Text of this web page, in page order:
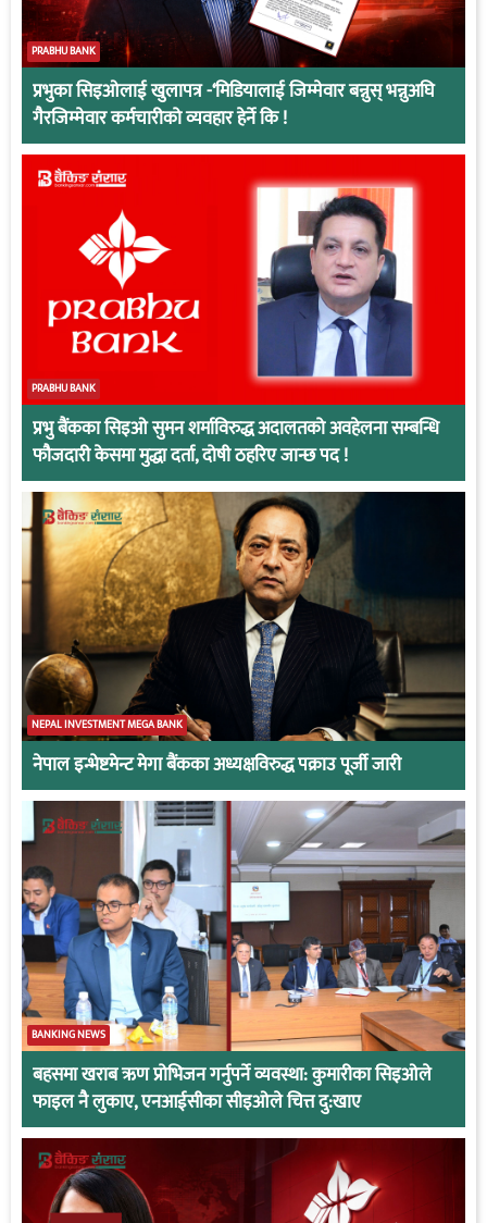
PRABHU BANK
प्रभुका सिइओलाई खुलापत्र -‘मिडियालाई जिम्मेवार बन्नुस् भन्नुअघि
गैरजिम्मेवार कर्मचारीको व्यवहार हेर्ने कि !
PRABHU BANK
प्रभु बैंकका सिइओ सुमन शर्माविरुद्ध अदालतको अवहेलना सम्बन्धि
फौजदारी केसमा मुद्धा दर्ता, दोषी ठहरिए जान्छ पद !
NEPAL INVESTMENT MEGA BANK
नेपाल इन्भेष्टमेन्ट मेगा बैंकका अध्यक्षविरुद्ध पक्राउ पूर्जी जारी
BANKING NEWS
बहसमा खराब ऋण प्रोभिजन गर्नुपर्ने व्यवस्था: कुमारीका सिइओले
फाइल नै लुकाए, एनआईसीका सीइओले चित्त दु:खाए